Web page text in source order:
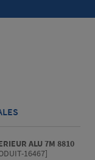
ALU 7M 8810
16467]